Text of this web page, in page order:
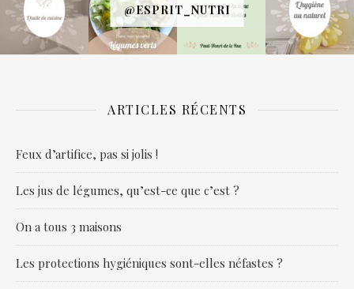
@ESPRIT_NUTRI
ARTICLES RÉCENTS
Feux d’artifice, pas si jolis !
Les jus de légumes, qu’est-ce que c’est ?
On a tous 3 maisons
Les protections hygiéniques sont-elles néfastes ?